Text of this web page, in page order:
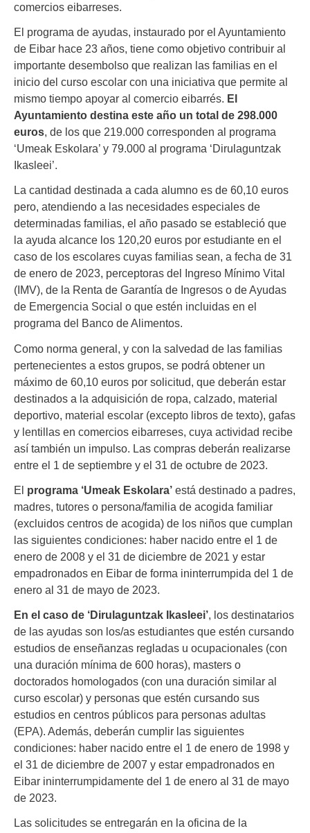
comercios eibarreses.
El programa de ayudas, instaurado por el Ayuntamiento
de Eibar hace 23 años, tiene como objetivo contribuir al
importante desembolso que realizan las familias en el
inicio del curso escolar con una iniciativa que permite al
mismo tiempo apoyar al comercio eibarrés. El
Ayuntamiento destina este año un total de 298.000
euros, de los que 219.000 corresponden al programa
‘Umeak Eskolara’ y 79.000 al programa ‘Dirulaguntzak
Ikasleei’.
La cantidad destinada a cada alumno es de 60,10 euros
pero, atendiendo a las necesidades especiales de
determinadas familias, el año pasado se estableció que
la ayuda alcance los 120,20 euros por estudiante en el
caso de los escolares cuyas familias sean, a fecha de 31
de enero de 2023, perceptoras del Ingreso Mínimo Vital
(IMV), de la Renta de Garantía de Ingresos o de Ayudas
de Emergencia Social o que estén incluidas en el
programa del Banco de Alimentos.
Como norma general, y con la salvedad de las familias
pertenecientes a estos grupos, se podrá obtener un
máximo de 60,10 euros por solicitud, que deberán estar
destinados a la adquisición de ropa, calzado, material
deportivo, material escolar (excepto libros de texto), gafas
y lentillas en comercios eibarreses, cuya actividad recibe
así también un impulso. Las compras deberán realizarse
entre el 1 de septiembre y el 31 de octubre de 2023.
El programa ‘Umeak Eskolara’ está destinado a padres,
madres, tutores o persona/familia de acogida familiar
(excluidos centros de acogida) de los niños que cumplan
las siguientes condiciones: haber nacido entre el 1 de
enero de 2008 y el 31 de diciembre de 2021 y estar
empadronados en Eibar de forma ininterrumpida del 1 de
enero al 31 de mayo de 2023.
En el caso de ‘Dirulaguntzak Ikasleei’, los destinatarios
de las ayudas son los/as estudiantes que estén cursando
estudios de enseñanzas regladas u ocupacionales (con
una duración mínima de 600 horas), masters o
doctorados homologados (con una duración similar al
curso escolar) y personas que estén cursando sus
estudios en centros públicos para personas adultas
(EPA). Además, deberán cumplir las siguientes
condiciones: haber nacido entre el 1 de enero de 1998 y
el 31 de diciembre de 2007 y estar empadronados en
Eibar ininterrumpidamente del 1 de enero al 31 de mayo
de 2023.
Las solicitudes se entregarán en la oficina de la